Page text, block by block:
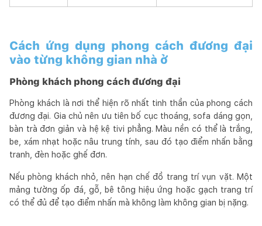
Cách ứng dụng phong cách đương đại
vào từng không gian nhà ở
Phòng khách phong cách đương đại
Phòng khách là nơi thể hiện rõ nhất tinh thần của phong cách
đương đại. Gia chủ nên ưu tiên bố cục thoáng, sofa dáng gọn,
bàn trà đơn giản và hệ kệ tivi phẳng. Màu nền có thể là trắng,
be, xám nhạt hoặc nâu trung tính, sau đó tạo điểm nhấn bằng
tranh, đèn hoặc ghế đơn.
Nếu phòng khách nhỏ, nên hạn chế đồ trang trí vụn vặt. Một
mảng tường ốp đá, gỗ, bê tông hiệu ứng hoặc gạch trang trí
có thể đủ để tạo điểm nhấn mà không làm không gian bị nặng.